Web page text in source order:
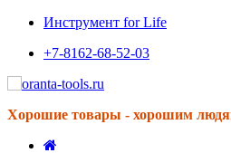
Инструмент for Life
+7-8162-68-52-03
Хорошие товары - хорошим